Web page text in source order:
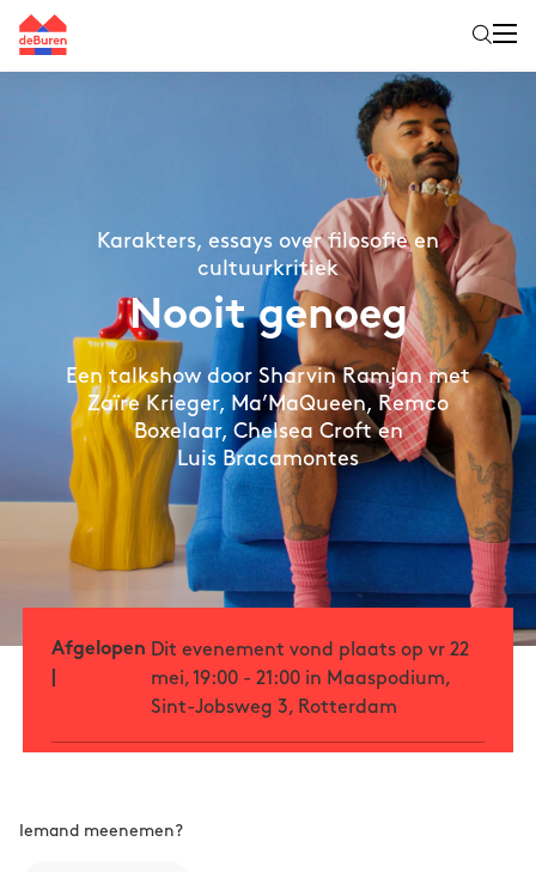
Karakters, essays over filosofie en
cultuurkritiek
Nooit genoeg
Een talkshow door Sharvin Ramjan met
Zaïre Krieger, Ma’MaQueen, Remco
Boxelaar, Chelsea Croft en
Luis Bracamontes
Afgelopen Dit evenement vond plaats op vr 22
mei, 19:00 - 21:00 in Maaspodium,
Sint-Jobsweg 3, Rotterdam
Iemand meenemen?